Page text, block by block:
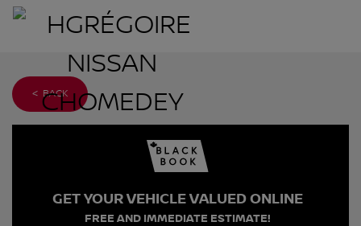
< BACK
GET YOUR VEHICLE VALUED ONLINE
FREE AND IMMEDIATE ESTIMATE!